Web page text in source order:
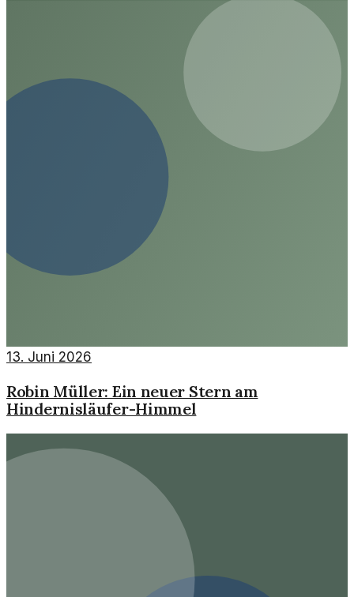
13. Juni 2026
Robin Müller: Ein neuer Stern am
Hindernisläufer-Himmel